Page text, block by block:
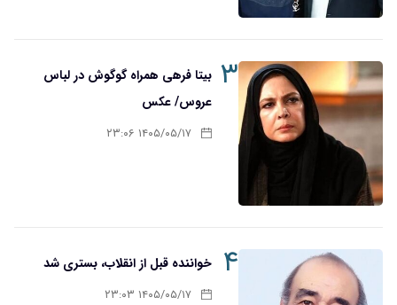
۳ بیتا فرهی همراه گوگوش در لباس
عروس/ عکس
۱۴۰۵/۰۵/۱۷ ۲۳:۰۶
۴ خواننده قبل از انقلاب، بستری شد
۱۴۰۵/۰۵/۱۷ ۲۳:۰۳